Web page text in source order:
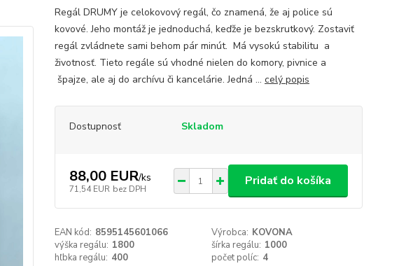
Regál DRUMY je celokovový regál, čo znamená, že aj police sú
kovové. Jeho montáž je jednoduchá, keďže je bezskrutkový. Zostaviť
regál zvládnete sami behom pár minút. Má vysokú stabilitu a
životnosť. Tieto regále sú vhodné nielen do komory, pivnice a
špajze, ale aj do archívu či kancelárie. Jedná ... celý popis
Dostupnosť Skladom
88,00 EUR/ks
71,54 EUR bez DPH
Pridať do košíka
EAN kód: 8595145601066 Výrobca: KOVONA
výška regálu: 1800 šírka regálu: 1000
hľbka regálu: 400 počet políc: 4